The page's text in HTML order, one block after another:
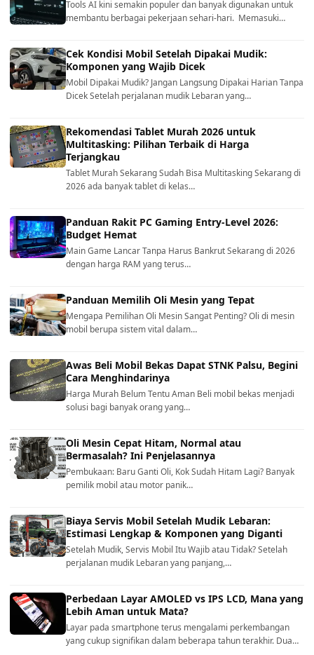
Tools AI kini semakin populer dan banyak digunakan untuk
membantu berbagai pekerjaan sehari-hari. Memasuki…
Cek Kondisi Mobil Setelah Dipakai Mudik:
Komponen yang Wajib Dicek
Mobil Dipakai Mudik? Jangan Langsung Dipakai Harian Tanpa
Dicek Setelah perjalanan mudik Lebaran yang…
Rekomendasi Tablet Murah 2026 untuk
Multitasking: Pilihan Terbaik di Harga
Terjangkau
Tablet Murah Sekarang Sudah Bisa Multitasking Sekarang di
2026 ada banyak tablet di kelas…
Panduan Rakit PC Gaming Entry-Level 2026:
Budget Hemat
Main Game Lancar Tanpa Harus Bankrut Sekarang di 2026
dengan harga RAM yang terus…
Panduan Memilih Oli Mesin yang Tepat
Mengapa Pemilihan Oli Mesin Sangat Penting? Oli di mesin
mobil berupa sistem vital dalam…
Awas Beli Mobil Bekas Dapat STNK Palsu, Begini
Cara Menghindarinya
Harga Murah Belum Tentu Aman Beli mobil bekas menjadi
solusi bagi banyak orang yang…
Oli Mesin Cepat Hitam, Normal atau
Bermasalah? Ini Penjelasannya
Pembukaan: Baru Ganti Oli, Kok Sudah Hitam Lagi? Banyak
pemilik mobil atau motor panik…
Biaya Servis Mobil Setelah Mudik Lebaran:
Estimasi Lengkap & Komponen yang Diganti
Setelah Mudik, Servis Mobil Itu Wajib atau Tidak? Setelah
perjalanan mudik Lebaran yang panjang,…
Perbedaan Layar AMOLED vs IPS LCD, Mana yang
Lebih Aman untuk Mata?
Layar pada smartphone terus mengalami perkembangan
yang cukup signifikan dalam beberapa tahun terakhir. Dua…